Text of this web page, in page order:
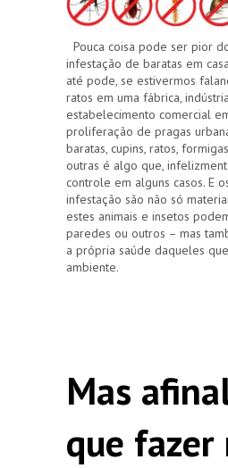
Pouca coisa pode ser pior
infestação de baratas em
até pode, se estivermos
ratos em uma fábrica,
estabelecimento comercial
proliferação de pragas
baratas, cupins, ratos,
outras é algo que,
controle em alguns casos. E
infestação são não só
estes animais e insetos
paredes ou outros – mas
a própria saúde daqueles
ambiente.
Mas
que fazer